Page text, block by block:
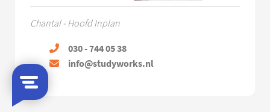
Chantal - Hoofd Inplan
030 - 744 05 38
info@studyworks.nl